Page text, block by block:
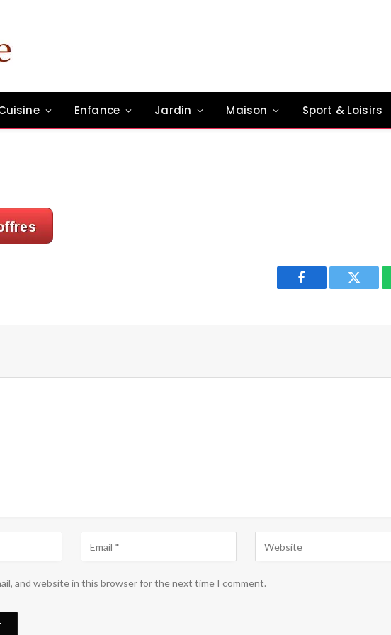
Enfance Jardin Maison Sport & Loisirs
Facebook Twitter
and website in this browser for the next time I comment.